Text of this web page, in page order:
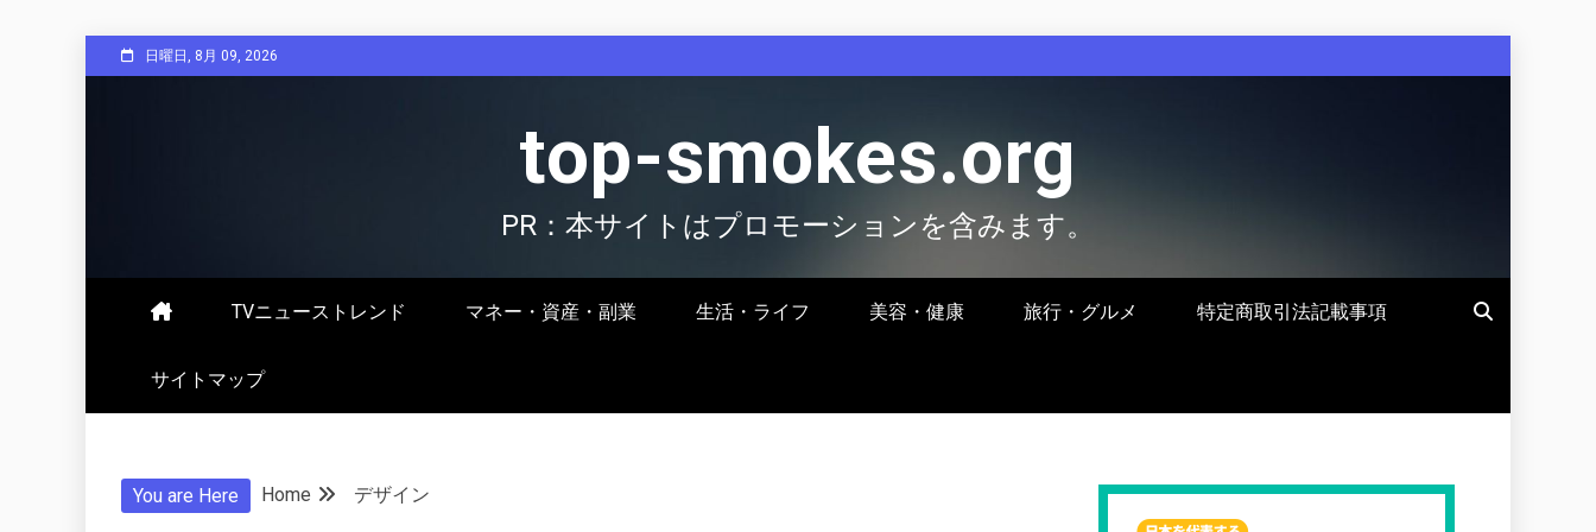
to
日曜日, 8月 09, 2026
top-smokes.org
PR：本サイトはプロモーションを含みます。
TVニューストレンド マネー・資産・副業 生活・ライフ 美容・健康 旅行・グルメ 特定商取引法記載事項
サイトマップ
You are Here Home デザイン